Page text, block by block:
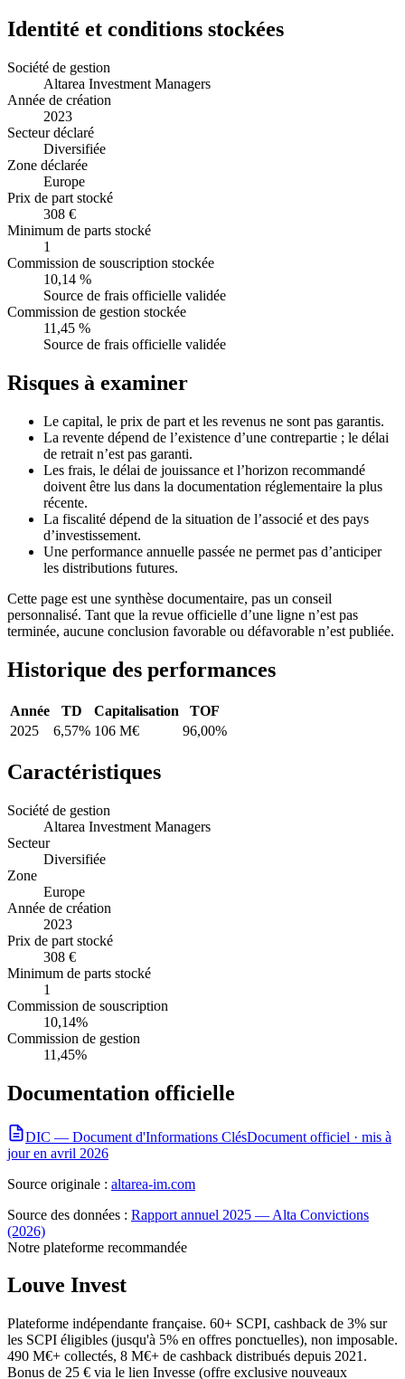
Identité et conditions stockées
Société de gestion
Altarea Investment Managers
Année de création
2023
Secteur déclaré
Diversifiée
Zone déclarée
Europe
Prix de part stocké
308 €
Minimum de parts stocké
1
Commission de souscription stockée
10,14 %
Source de frais officielle validée
Commission de gestion stockée
11,45 %
Source de frais officielle validée
Risques à examiner
Le capital, le prix de part et les revenus ne sont pas garantis.
La revente dépend de l’existence d’une contrepartie ; le délai
de retrait n’est pas garanti.
Les frais, le délai de jouissance et l’horizon recommandé
doivent être lus dans la documentation réglementaire la plus
récente.
La fiscalité dépend de la situation de l’associé et des pays
d’investissement.
Une performance annuelle passée ne permet pas d’anticiper
les distributions futures.
Cette page est une synthèse documentaire, pas un conseil
personnalisé. Tant que la revue officielle d’une ligne n’est pas
terminée, aucune conclusion favorable ou défavorable n’est publiée.
Historique des performances
Année TD Capitalisation
TOF
2025
6,57% 106 M€ 96,00%
Caractéristiques
Société de gestion
Altarea Investment Managers
Secteur
Diversifiée
Zone
Europe
Année de création
2023
Prix de part stocké
308 €
Minimum de parts stocké
1
Commission de souscription
10,14%
Commission de gestion
11,45%
Documentation officielle
DIC — Document d'Informations ClésDocument officiel · mis à
jour en avril 2026
Source originale : altarea-im.com
Source des données : Rapport annuel 2025 — Alta Convictions
(2026)
Notre plateforme recommandée
Louve Invest
Plateforme indépendante française. 60+ SCPI, cashback de 3% sur
les SCPI éligibles (jusqu'à 5% en offres ponctuelles), non imposable.
490 M€+ collectés, 8 M€+ de cashback distribués depuis 2021.
Bonus de 25 € via le lien Invesse (offre exclusive nouveaux